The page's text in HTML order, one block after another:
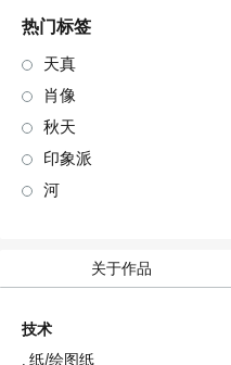
关于作品
技术
,纸/绘图纸
热门标签
天真
肖像
秋天
印象派
河